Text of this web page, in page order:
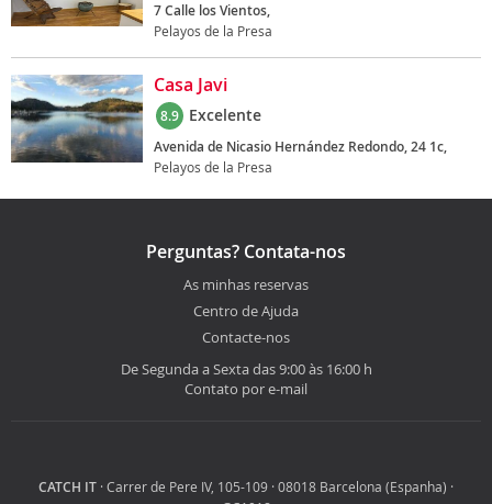
7 Calle los Vientos,
Pelayos de la Presa
Casa Javi
8.9 Excelente
Avenida de Nicasio Hernández Redondo, 24 1c,
Pelayos de la Presa
Perguntas? Contata-nos
As minhas reservas
Centro de Ajuda
Contacte-nos
De Segunda a Sexta das 9:00 às 16:00 h
Contato por e-mail
CATCH IT · Carrer de Pere IV, 105-109 · 08018 Barcelona (Espanha) ·